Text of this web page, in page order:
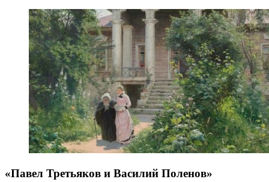
«Павел Третьяков и Василий Поленов»